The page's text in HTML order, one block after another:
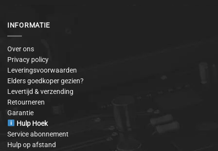
INFORMATIE
Over ons
Privacy policy
Leveringsvoorwaarden
Elders goedkoper gezien?
Levertijd & verzending
Retourneren
Garantie
Hulp Hoek
Service abonnement
Hulp op afstand